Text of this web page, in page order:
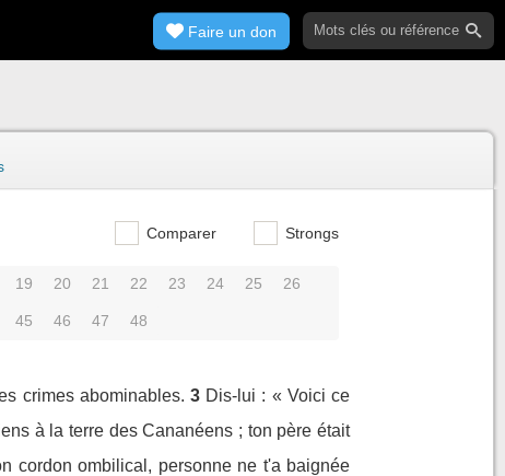
Faire un don
Comparer Strongs
19 20 21 22 23 24 25 26
45 46 47 48
crimes abominables. 3 Dis-lui : « Voici ce
à la terre des Cananéens ; ton père était
cordon ombilical, personne ne t'a baignée